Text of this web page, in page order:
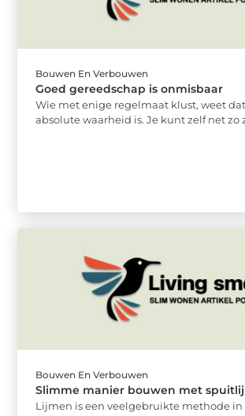
Bouwen En Verbouwen
Goed gereedschap is onmisbaar
Wie met enige regelmaat klust, weet
absolute waarheid is. Je kunt zelf net zo
Bouwen En Verbouwen
Slimme manier bouwen met
Lijmen is een veelgebruikte methode in